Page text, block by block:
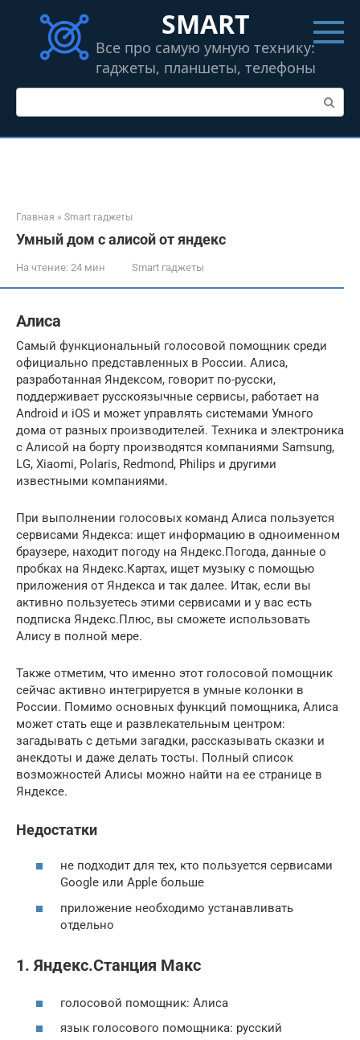
контенту
SMART
Все про самую умную технику:
гаджеты, планшеты, телефоны
Поиск:
Главная » Smart гаджеты
Умный дом с алисой от яндекс
На чтение: 24 мин Smart гаджеты
Алиса
Самый функциональный голосовой помощник среди
официально представленных в России. Алиса,
разработанная Яндексом, говорит по-русски,
поддерживает русскоязычные сервисы, работает на
Android и iOS и может управлять системами Умного
дома от разных производителей. Техника и электроника
с Алисой на борту производятся компаниями Samsung,
LG, Xiaomi, Polaris, Redmond, Philips и другими
известными компаниями.
При выполнении голосовых команд Алиса пользуется
сервисами Яндекса: ищет информацию в одноименном
браузере, находит погоду на Яндекс.Погода, данные о
пробках на Яндекс.Картах, ищет музыку с помощью
приложения от Яндекса и так далее. Итак, если вы
активно пользуетесь этими сервисами и у вас есть
подписка Яндекс.Плюс, вы сможете использовать
Алису в полной мере.
Также отметим, что именно этот голосовой помощник
сейчас активно интегрируется в умные колонки в
России. Помимо основных функций помощника, Алиса
может стать еще и развлекательным центром:
загадывать с детьми загадки, рассказывать сказки и
анекдоты и даже делать тосты. Полный список
возможностей Алисы можно найти на ее странице в
Яндексе.
Недостатки
не подходит для тех, кто пользуется сервисами
Google или Apple больше
приложение необходимо устанавливать
отдельно
1. Яндекс.Станция Макс
голосовой помощник: Алиса
язык голосового помощника: русский